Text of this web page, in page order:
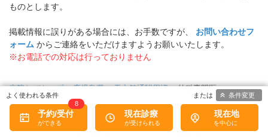
ものとします。
掲載情報に誤りがある場合には、お手数ですが、 お問い合わせフ
ォーム からご連絡をいただけますようお願いいたします。
※お電話での対応は行っておりません
病院なびトップ>鹿児島県>天文館通駅周辺>外科専門医
予約/受付
8
現在診療 現在地
条件変更